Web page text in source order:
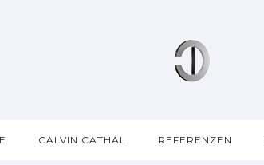
CALVIN CATHAL REFERENZEN